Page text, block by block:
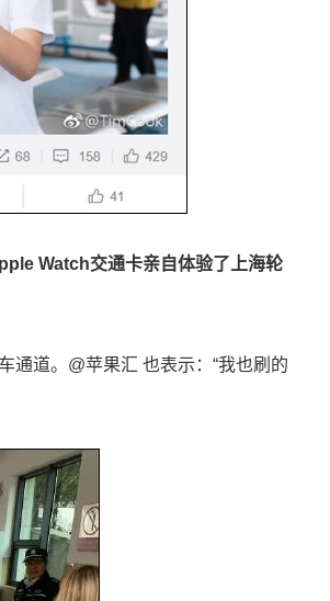
Watch交通卡亲自体验了上海轮
通道。@苹果汇 也表示：“我也刷的